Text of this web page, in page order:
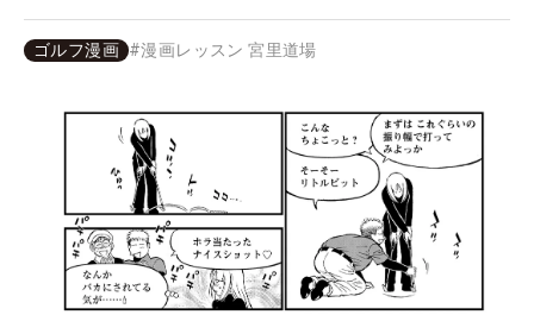
ゴルフ漫画 #漫画レッスン 宮里道場